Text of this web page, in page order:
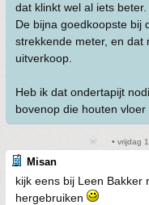
dat klinkt wel al iets beter.
De bijna goedkoopste bij
strekkende meter, en dat
uitverkoop.
Heb ik dat ondertapijt
bovenop die houten
• vrijdag
Misan
kijk eens bij Leen Bakker
hergebruiken